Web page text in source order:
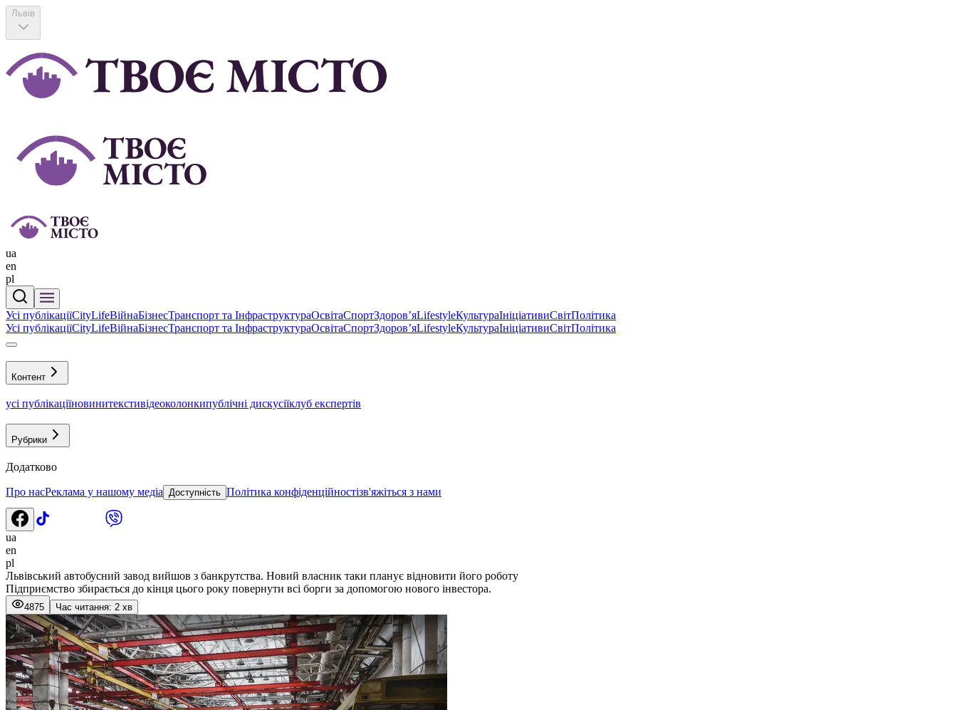
Львів
ua
en
pl
Усі публікаціїCityLifeВійнаБізнесТранспорт та ІнфраструктураОсвітаСпортЗдоровʼяLifestyleКультураІніціативиСвітПолітика
Усі публікаціїCityLifeВійнаБізнесТранспорт та ІнфраструктураОсвітаСпортЗдоровʼяLifestyleКультураІніціативиСвітПолітика
Контент
усі публікаціїновинитекстивідеоколонкипублічні дискусіїклуб експертів
Рубрики
Додатково
Про насРеклама у нашому медіа Доступність Політика конфіденційностізв'яжіться з нами
ua
en
pl
Львівський автобусний завод вийшов з банкрутства. Новий власник таки планує відновити його роботу
Підприємство збирається до кінця цього року повернути всі борги за допомогою нового інвестора.
4875 Час читання: 2 хв